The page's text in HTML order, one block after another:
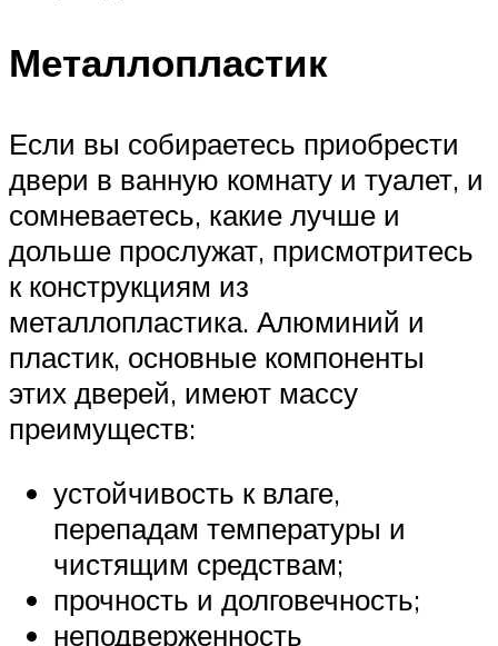
Металлопластик
Если вы собираетесь приобрести
двери в ванную комнату и туалет, и
сомневаетесь, какие лучше и
дольше прослужат, присмотритесь
к конструкциям из
металлопластика. Алюминий и
пластик, основные компоненты
этих дверей, имеют массу
преимуществ:
устойчивость к влаге,
перепадам температуры и
чистящим средствам;
прочность и долговечность;
неподверженность